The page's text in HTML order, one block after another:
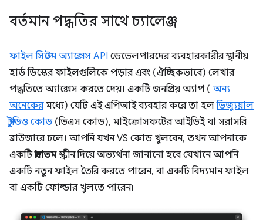
বর্তমান পদ্ধতির সাথে চ্যালেঞ্জ
ফাইল সিস্টেম অ্যাক্সেস API ডেভেলপারদের ব্যবহারকারীর স্থানীয়
হার্ড ডিস্কের ফাইলগুলিকে পড়ার এবং (ঐচ্ছিকভাবে) লেখার
পদ্ধতিতে অ্যাক্সেস করতে দেয়। একটি জনপ্রিয় অ্যাপ ( অন্য
অনেকেরমধ্যে) যেটি এই এপিআই ব্যবহার করে তা হলভিজ্যুয়াল
স্টুডিও কোড(ভিএস কোড), মাইক্রোসফটের আইডিই যা সরাসরি
ব্রাউজারে চলে। আপনি যখন VS কোড খুলবেন, তখন আপনাকে
একটিস্বাগতমস্ক্রীন দিয়ে অভ্যর্থনা জানানো হবে যেখানে আপনি
একটি নতুন ফাইল তৈরি করতে পারেন, বা একটি বিদ্যমান ফাইল
বা একটি ফোল্ডার খুলতে পারেন৷